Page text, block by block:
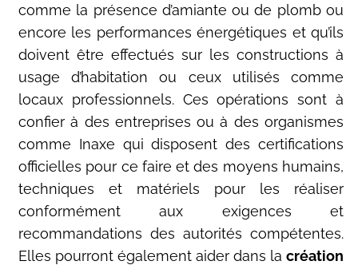
comme la présence d’amiante ou de plomb ou
encore les performances énergétiques et qu’ils
doivent être effectués sur les constructions à
usage d’habitation ou ceux utilisés comme
locaux professionnels. Ces opérations sont à
confier à des entreprises ou à des organismes
comme Inaxe qui disposent des certifications
officielles pour ce faire et des moyens humains,
techniques et matériels pour les réaliser
conformément aux exigences et
recommandations des autorités compétentes.
Elles pourront également aider dans la création